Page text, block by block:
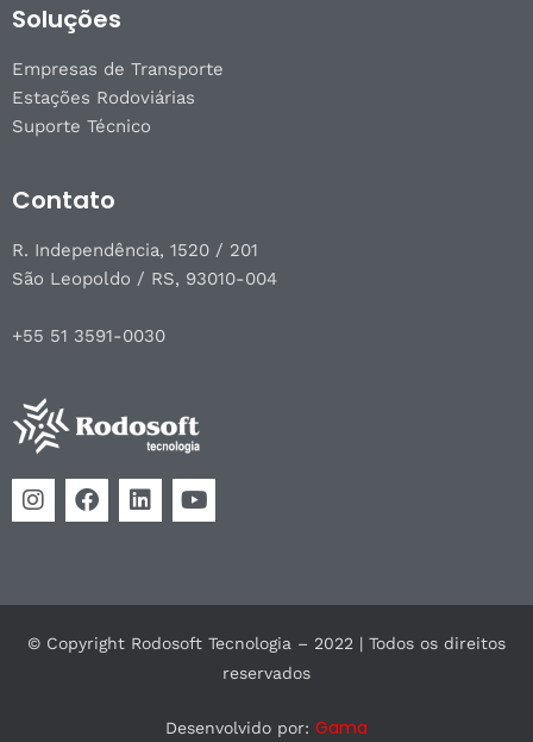
Soluções
Empresas de Transporte
Estações Rodoviárias
Suporte Técnico
Contato
R. Independência, 1520 / 201
São Leopoldo / RS, 93010-004
+55 51 3591-0030
© Copyright Rodosoft Tecnologia – 2022 | Todos os direitos
reservados
Desenvolvido por: Gama